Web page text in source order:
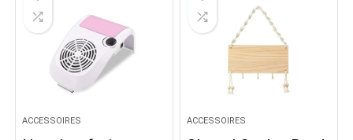
ACCESSOIRES ACCESSOIRES